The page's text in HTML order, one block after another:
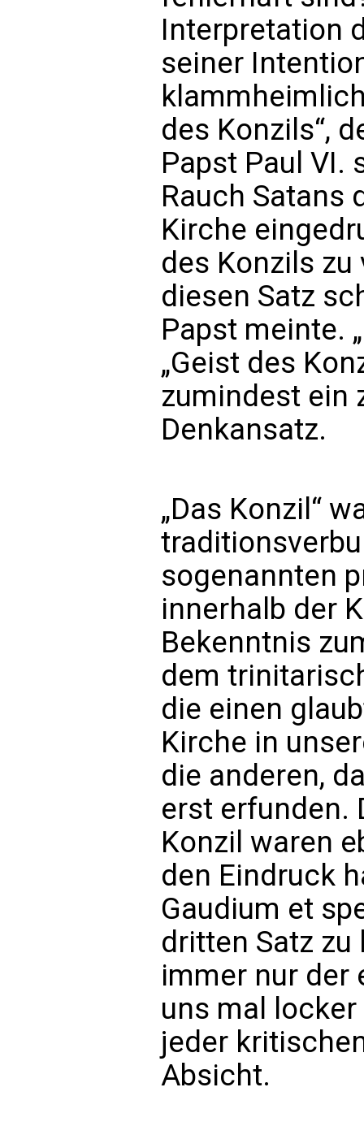
Interpretation
seiner
des Konzils“,
Papst Paul VI.
Rauch Satans
Kirche
des Konzils zu
diesen Satz
Papst meinte.
„Geist des
zumindest ein
Denkansatz.
„Das Konzil“
sogenannten
innerhalb der
Bekenntnis
dem
die einen
Kirche in
die anderen,
erst erfunden.
Konzil waren
den Eindruck
Gaudium et
dritten Satz
immer nur der
uns mal
jeder
Absicht.